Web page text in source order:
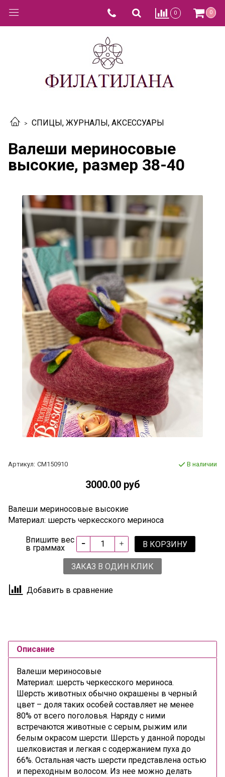
0 0
СПИЦЫ, ЖУРНАЛЫ, АКСЕССУАРЫ
Валеши мериносовые
высокие, размер 38-40
Артикул: СМ150910 В наличии
3000.00 руб
Валеши мериносовые высокие
Материал: шерсть черкесского мериноса
Впишите вес
в граммах
В КОРЗИНУ
ЗАКАЗ В ОДИН КЛИК
Добавить в сравнение
Описание
Валеши мериносовые
Материал: шерсть черкесского мериноса.
Шерсть животных обычно окрашены в черный
цвет – доля таких особей составляет не менее
80% от всего поголовья. Наряду с ними
встречаются животные с серым, рыжим или
белым окрасом шерсти. Шерсть у данной породы
шелковистая и легкая с содержанием пуха до
66%. Остальная часть шерсти представлена остью
и переходным волосом. Из нее можно делать